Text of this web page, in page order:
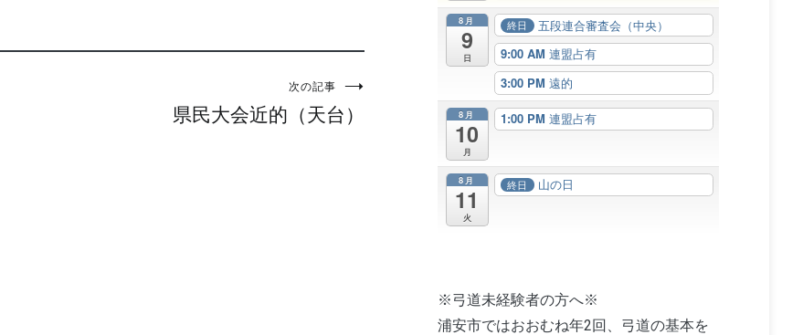
次の記事
県民大会近的（天台）
8月
9
日
終日
五段連合審査会（中央）
9:00 AM 連盟占有
3:00 PM 遠的
8月
10
月
1:00 PM 連盟占有
8月
11
火
終日 山の日
※弓道未経験者の方へ※
浦安市ではおおむね年2回、弓道の基本を